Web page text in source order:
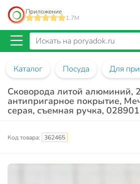
Приложение
1.7M
Каталог Посуда Для
Сковорода литой алюминий,
антипригарное покрытие,
серая, съемная ручка, 028901
Код товара: 362465